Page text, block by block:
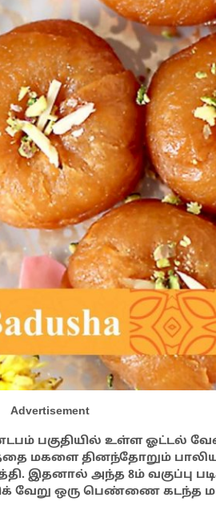
Advertisement
பகுதியில் உள்ள ஓட்டல்
மகளை தினந்தோறும்
இதனால் அந்த 8ம் வகுப்பு
வேறு ஒரு பெண்ணை கடந்த